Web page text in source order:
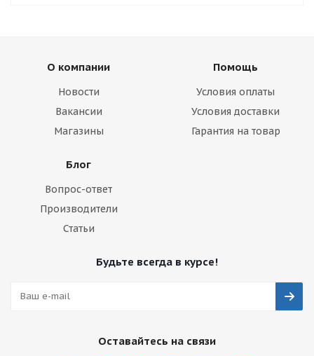
О компании
Новости
Вакансии
Магазины
Помощь
Условия оплаты
Условия доставки
Гарантия на товар
Блог
Вопрос-ответ
Производители
Статьи
Будьте всегда в курсе!
Оставайтесь на связи